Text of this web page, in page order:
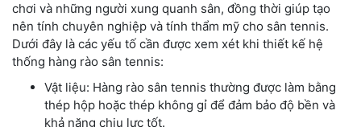
chơi và những người xung quanh sân, đồng thời giúp tạo
nên tính chuyên nghiệp và tính thẩm mỹ cho sân tennis.
Dưới đây là các yếu tố cần được xem xét khi thiết kế hệ
thống hàng rào sân tennis:
Vật liệu: Hàng rào sân tennis thường được làm bằng
thép hộp hoặc thép không gỉ để đảm bảo độ bền và
khả năng chịu lực tốt.